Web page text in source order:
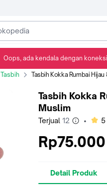
Tasbih Tasbih Kokka Rumbai Hijau 8mm 99butir
Tasbih Kokka
Muslim
Terjual 12 • 5
Rp75.000
Detail Produk
Oops, ada kendala dengan